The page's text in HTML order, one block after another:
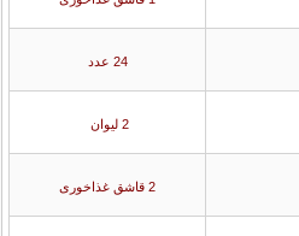
24 عدد
2 لیوان